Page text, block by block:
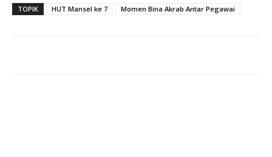
TOPIK HUT Mansel ke 7 Momen Bina Akrab Antar Pegawai